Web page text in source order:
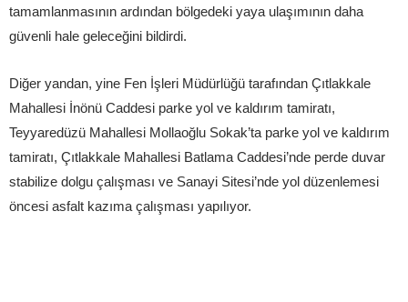
tamamlanmasının ardından bölgedeki yaya ulaşımının daha
güvenli hale geleceğini bildirdi.
Diğer yandan, yine Fen İşleri Müdürlüğü tarafından Çıtlakkale
Mahallesi İnönü Caddesi parke yol ve kaldırım tamiratı,
Teyyaredüzü Mahallesi Mollaoğlu Sokak’ta parke yol ve kaldırım
tamiratı, Çıtlakkale Mahallesi Batlama Caddesi’nde perde duvar
stabilize dolgu çalışması ve Sanayi Sitesi’nde yol düzenlemesi
öncesi asfalt kazıma çalışması yapılıyor.